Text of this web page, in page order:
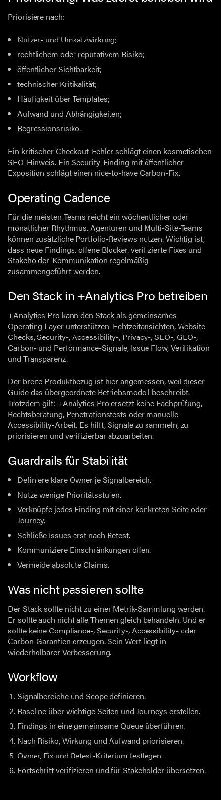
Priorisiere nach:
Nutzer- und Umsatzwirkung;
rechtlichem oder reputativem Risiko;
öffentlicher Sichtbarkeit;
technischer Kritikalität;
Häufigkeit über Templates;
Aufwand und Abhängigkeiten;
Regressionsrisiko.
Ein kritischer Checkout-Fehler schlägt einen kosmetischen
SEO-Hinweis. Ein Security-Finding mit öffentlicher
Exposition schlägt einen nice-to-have Carbon-Fix.
Operating Cadence
Für die meisten Teams reicht ein wöchentlicher oder
monatlicher Rhythmus. Agenturen und Multi-Site-Teams
können zusätzliche Portfolio-Reviews nutzen. Wichtig ist,
dass neue Findings, offene Blocker, verifizierte Fixes und
Stakeholder-Kommunikation regelmäßig
zusammengeführt werden.
Den Stack in +Analytics Pro betreiben
+Analytics Pro kann den Stack als gemeinsames
Operating Layer unterstützen: Echtzeitansichten, Website
Checks, Security-, Accessibility-, Privacy-, SEO-, GEO-,
Carbon- und Performance-Signale, Issue Flow, Verifikation
und Transparenz.
Der breite Produktbezug ist hier angemessen, weil dieser
Guide das übergeordnete Betriebsmodell beschreibt.
Trotzdem gilt: +Analytics Pro ersetzt keine Fachprüfung,
Rechtsberatung, Penetrationstests oder manuelle
Accessibility-Arbeit. Es hilft, Signale zu sammeln, zu
priorisieren und verifizierbar abzuarbeiten.
Guardrails für Stabilität
Definiere klare Owner je Signalbereich.
Nutze wenige Prioritätsstufen.
Verknüpfe jedes Finding mit einer konkreten Seite oder
Journey.
Schließe Issues erst nach Retest.
Kommuniziere Einschränkungen offen.
Vermeide absolute Claims.
Was nicht passieren sollte
Der Stack sollte nicht zu einer Metrik-Sammlung werden.
Er sollte auch nicht alle Themen gleich behandeln. Und er
sollte keine Compliance-, Security-, Accessibility- oder
Carbon-Garantien erzeugen. Sein Wert liegt in
wiederholbarer Verbesserung.
Workflow
Signalbereiche und Scope definieren.
Baseline über wichtige Seiten und Journeys erstellen.
Findings in eine gemeinsame Queue überführen.
Nach Risiko, Wirkung und Aufwand priorisieren.
Owner, Fix und Retest-Kriterium festlegen.
Fortschritt verifizieren und für Stakeholder übersetzen.